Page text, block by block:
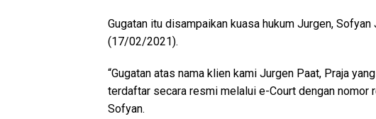
Gugatan itu disampaikan kuasa hukum Jurgen,
(17/02/2021).
“Gugatan atas nama klien kami Jurgen Paat, Praja
terdaftar secara resmi melalui e-Court dengan nomor
Sofyan.